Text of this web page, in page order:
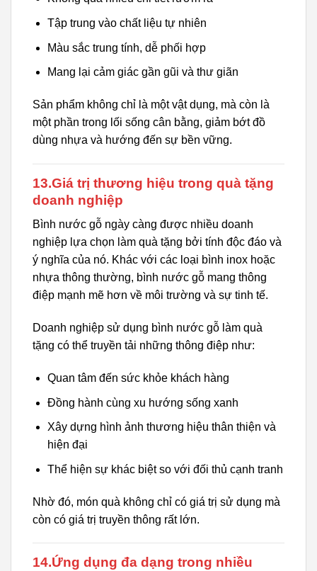
Tập trung vào chất liệu tự nhiên
Màu sắc trung tính, dễ phối hợp
Mang lại cảm giác gần gũi và thư giãn
Sản phẩm không chỉ là một vật dụng, mà còn là
một phần trong lối sống cân bằng, giảm bớt đồ
dùng nhựa và hướng đến sự bền vững.
13.Giá trị thương hiệu trong quà tặng
doanh nghiệp
Bình nước gỗ ngày càng được nhiều doanh
nghiệp lựa chọn làm quà tặng bởi tính độc đáo và
ý nghĩa của nó. Khác với các loại bình inox hoặc
nhựa thông thường, bình nước gỗ mang thông
điệp mạnh mẽ hơn về môi trường và sự tinh tế.
Doanh nghiệp sử dụng bình nước gỗ làm quà
tặng có thể truyền tải những thông điệp như:
Quan tâm đến sức khỏe khách hàng
Đồng hành cùng xu hướng sống xanh
Xây dựng hình ảnh thương hiệu thân thiện và
hiện đại
Thể hiện sự khác biệt so với đối thủ cạnh tranh
Nhờ đó, món quà không chỉ có giá trị sử dụng mà
còn có giá trị truyền thông rất lớn.
14.Ứng dụng đa dạng trong nhiều